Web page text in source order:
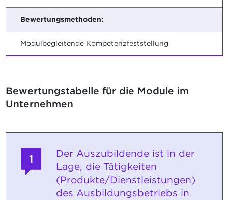
Bewertungsmethoden:
Modulbegleitende Kompetenzfeststellung
Bewertungstabelle für die Module im
Unternehmen
1
Der Auszubildende ist in der
Lage, die Tätigkeiten
(Produkte/Dienstleistungen)
des Ausbildungsbetriebs in